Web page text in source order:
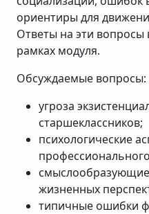
ориентиры для
Ответы на эти
рамках модуля.
Обсуждаемые вопросы:
угроза
старшеклассников;
психологические
жизненных
типичные ошибки